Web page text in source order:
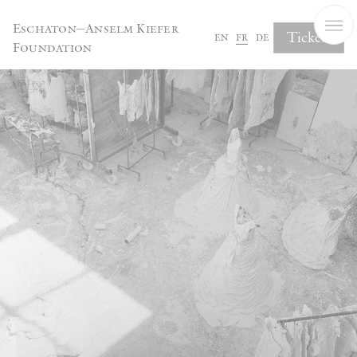
Eschaton—Anselm Kiefer
Foundation
en fr de Tickets